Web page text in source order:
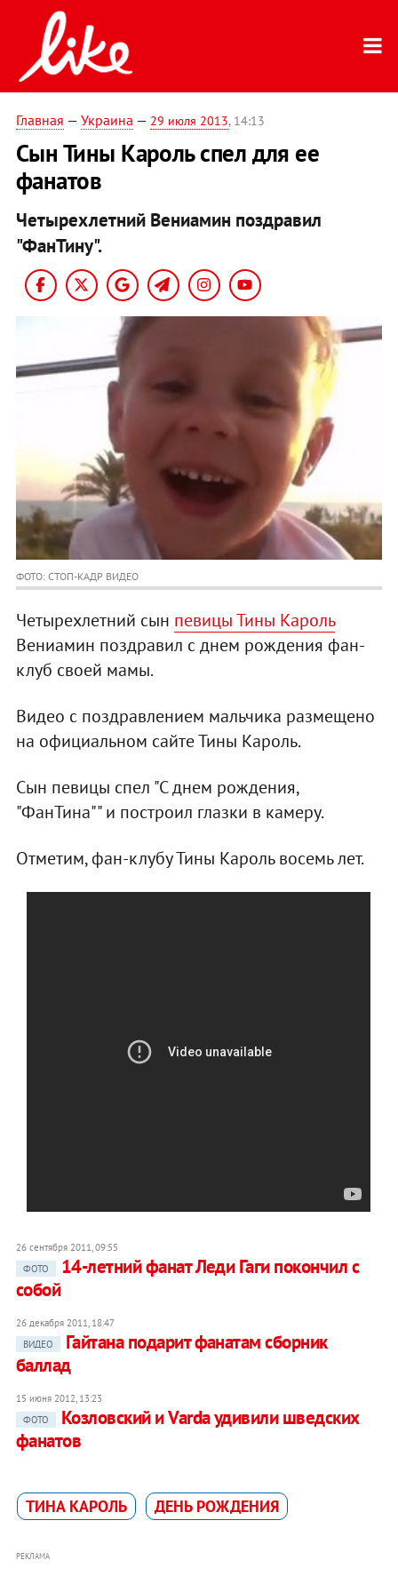
Главная — Украина — 29 июля 2013, 14:13
Сын Тины Кароль спел для ее
фанатов
Четырехлетний Вениамин поздравил
"ФанТину".
ФОТО: СТОП-КАДР ВИДЕО
Четырехлетний сын певицы Тины Кароль
Вениамин поздравил с днем рождения фан-
клуб своей мамы.
Видео с поздравлением мальчика размещено
на официальном сайте Тины Кароль.
Сын певицы спел "С днем рождения,
"ФанТина"" и построил глазки в камеру.
Отметим, фан-клубу Тины Кароль восемь лет.
26 сентября 2011, 09:55
ФОТО
14-летний фанат Леди Гаги покончил с
собой
26 декабря 2011, 18:47
ВИДЕО
Гайтана подарит фанатам сборник
баллад
15 июня 2012, 13:23
ФОТО
Козловский и Varda удивили шведских
фанатов
ТИНА КАРОЛЬ ДЕНЬ РОЖДЕНИЯ
РЕКЛАМА